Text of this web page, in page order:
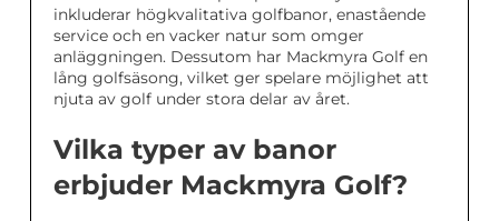
inkluderar högkvalitativa golfbanor, enastående
service och en vacker natur som omger
anläggningen. Dessutom har Mackmyra Golf en
lång golfsäsong, vilket ger spelare möjlighet att
njuta av golf under stora delar av året.
Vilka typer av banor
erbjuder Mackmyra Golf?